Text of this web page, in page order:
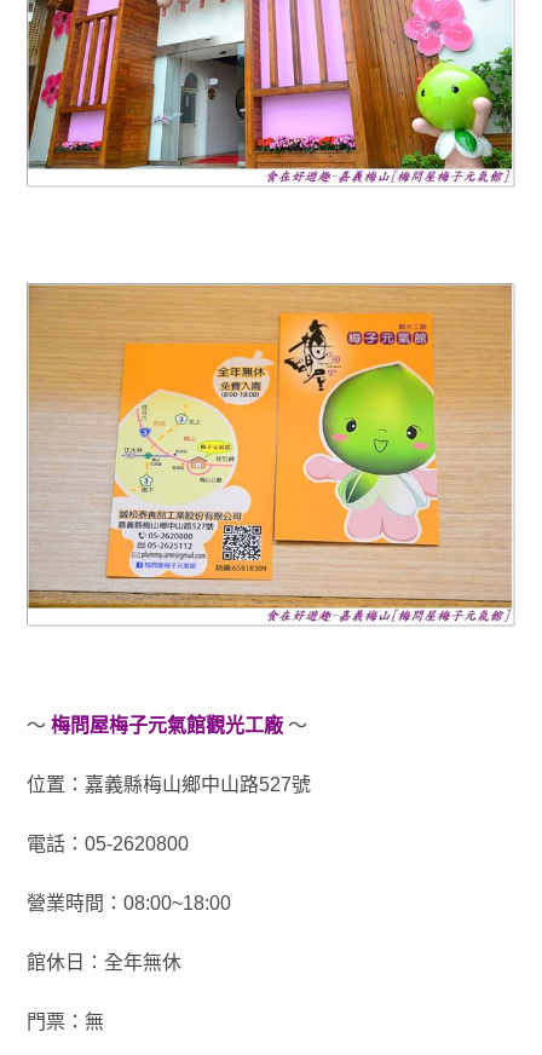
～ 梅問屋梅子元氣館觀光工廠～
位置：嘉義縣梅山鄉中山路527號
電話：05-2620800
營業時間：08:00~18:00
館休日：全年無休
門票：無